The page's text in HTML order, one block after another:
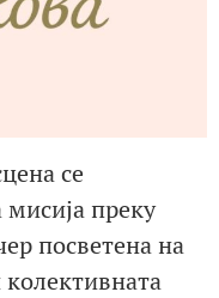
се
преку
посветена на